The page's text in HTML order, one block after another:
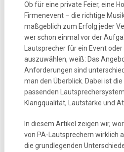
Ob für eine private Feier, eine
Firmenevent – die richtige
maßgeblich zum Erfolg jeder
wer schon einmal vor der
Lautsprecher für ein Event
auszuwählen, weiß: Das
Anforderungen sind
man den Überblick. Dabei ist
passenden
Klangqualität, Lautstärke und
In diesem Artikel zeigen wir,
von PA-Lautsprechern wirklich
die grundlegenden